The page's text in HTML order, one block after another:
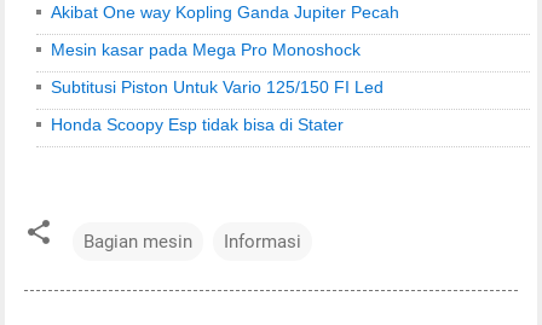
Akibat One way Kopling Ganda Jupiter Pecah
Mesin kasar pada Mega Pro Monoshock
Subtitusi Piston Untuk Vario 125/150 FI Led
Honda Scoopy Esp tidak bisa di Stater
Bagian mesin Informasi